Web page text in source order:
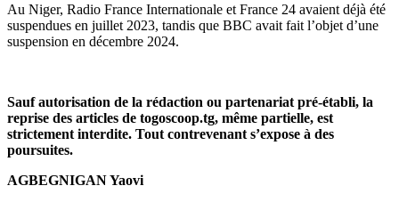
Au Niger, Radio France Internationale et France 24 avaient déjà été
suspendues en juillet 2023, tandis que BBC avait fait l’objet d’une
suspension en décembre 2024.
Sauf autorisation de la rédaction ou partenariat pré-établi, la
reprise des articles de togoscoop.tg, même partielle, est
strictement interdite. Tout contrevenant s’expose à des
poursuites.
AGBEGNIGAN Yaovi